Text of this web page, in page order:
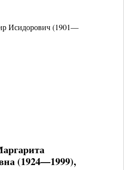
Исидорович (1901—
(1924—1999),